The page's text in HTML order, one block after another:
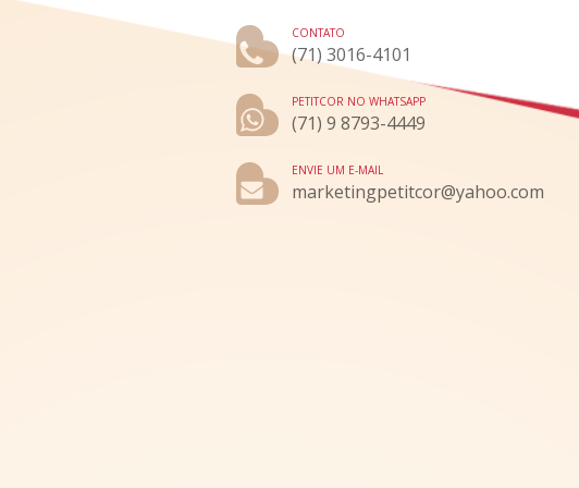
CONTATO
(71) 3016-4101
PETITCOR NO WHATSAPP
(71) 9 8793-4449
ENVIE UM E-MAIL
marketingpetitcor@yahoo.com